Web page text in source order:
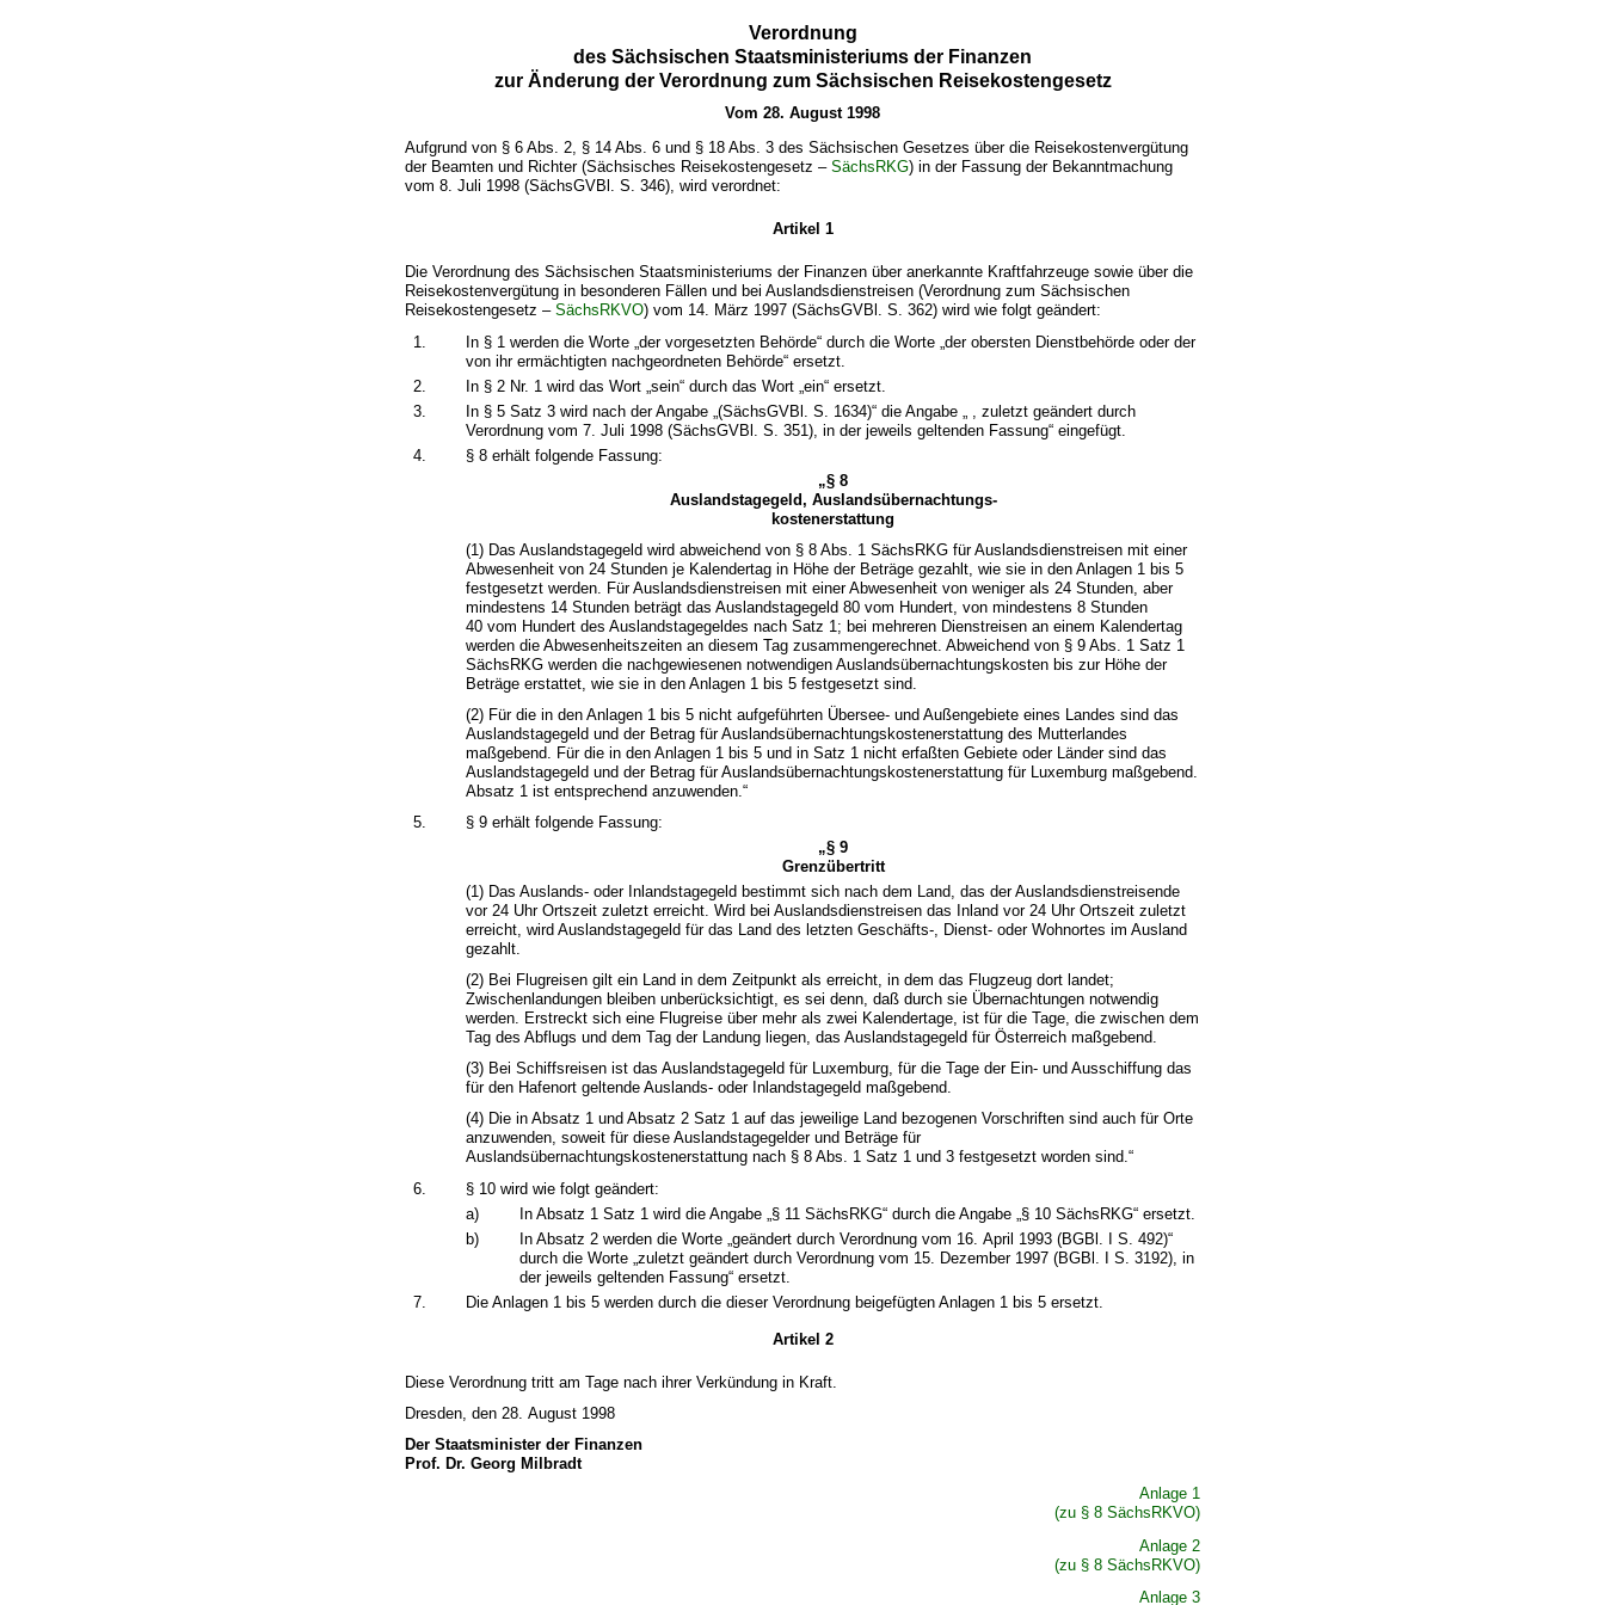
Verordnung
des Sächsischen Staatsministeriums der Finanzen
zur Änderung der Verordnung zum Sächsischen Reisekostengesetz
Vom 28. August 1998
Aufgrund von § 6 Abs. 2, § 14 Abs. 6 und § 18 Abs. 3 des Sächsischen Gesetzes über die Reisekostenvergütung
der Beamten und Richter (Sächsisches Reisekostengesetz –SächsRKG) in der Fassung der Bekanntmachung
vom 8. Juli 1998 (SächsGVBl. S. 346), wird verordnet:
Artikel 1
Die Verordnung des Sächsischen Staatsministeriums der Finanzen über anerkannte Kraftfahrzeuge sowie über die
Reisekostenvergütung in besonderen Fällen und bei Auslandsdienstreisen (Verordnung zum Sächsischen
Reisekostengesetz –SächsRKVO) vom 14. März 1997 (SächsGVBl. S. 362) wird wie folgt geändert:
1.
In § 1 werden die Worte „der vorgesetzten Behörde“ durch die Worte „der obersten Dienstbehörde oder der
von ihr ermächtigten nachgeordneten Behörde“ ersetzt.
2.
In § 2 Nr. 1 wird das Wort „sein“ durch das Wort „ein“ ersetzt.
3.
In § 5 Satz 3 wird nach der Angabe „(SächsGVBl. S. 1634)“ die Angabe „ , zuletzt geändert durch
Verordnung vom 7. Juli 1998 (SächsGVBl. S. 351), in der jeweils geltenden Fassung“ eingefügt.
4.
§ 8 erhält folgende Fassung:
„§ 8
Auslandstagegeld, Auslandsübernachtungs-
kostenerstattung
(1) Das Auslandstagegeld wird abweichend von § 8 Abs. 1 SächsRKG für Auslandsdienstreisen mit einer
Abwesenheit von 24 Stunden je Kalendertag in Höhe der Beträge gezahlt, wie sie in den Anlagen 1 bis 5
festgesetzt werden. Für Auslandsdienstreisen mit einer Abwesenheit von weniger als 24 Stunden, aber
mindestens 14 Stunden beträgt das Auslandstagegeld 80 vom Hundert, von mindestens 8 Stunden
40 vom Hundert des Auslandstagegeldes nach Satz 1; bei mehreren Dienstreisen an einem Kalendertag
werden die Abwesenheitszeiten an diesem Tag zusammengerechnet. Abweichend von § 9 Abs. 1 Satz 1
SächsRKG werden die nachgewiesenen notwendigen Auslandsübernachtungskosten bis zur Höhe der
Beträge erstattet, wie sie in den Anlagen 1 bis 5 festgesetzt sind.
(2) Für die in den Anlagen 1 bis 5 nicht aufgeführten Übersee- und Außengebiete eines Landes sind das
Auslandstagegeld und der Betrag für Auslandsübernachtungskostenerstattung des Mutterlandes
maßgebend. Für die in den Anlagen 1 bis 5 und in Satz 1 nicht erfaßten Gebiete oder Länder sind das
Auslandstagegeld und der Betrag für Auslandsübernachtungskostenerstattung für Luxemburg maßgebend.
Absatz 1 ist entsprechend anzuwenden.“
5.
§ 9 erhält folgende Fassung:
„§ 9
Grenzübertritt
(1) Das Auslands- oder Inlandstagegeld bestimmt sich nach dem Land, das der Auslandsdienstreisende
vor 24 Uhr Ortszeit zuletzt erreicht. Wird bei Auslandsdienstreisen das Inland vor 24 Uhr Ortszeit zuletzt
erreicht, wird Auslandstagegeld für das Land des letzten Geschäfts-, Dienst- oder Wohnortes im Ausland
gezahlt.
(2) Bei Flugreisen gilt ein Land in dem Zeitpunkt als erreicht, in dem das Flugzeug dort landet;
Zwischenlandungen bleiben unberücksichtigt, es sei denn, daß durch sie Übernachtungen notwendig
werden. Erstreckt sich eine Flugreise über mehr als zwei Kalendertage, ist für die Tage, die zwischen dem
Tag des Abflugs und dem Tag der Landung liegen, das Auslandstagegeld für Österreich maßgebend.
(3) Bei Schiffsreisen ist das Auslandstagegeld für Luxemburg, für die Tage der Ein- und Ausschiffung das
für den Hafenort geltende Auslands- oder Inlandstagegeld maßgebend.
(4) Die in Absatz 1 und Absatz 2 Satz 1 auf das jeweilige Land bezogenen Vorschriften sind auch für Orte
anzuwenden, soweit für diese Auslandstagegelder und Beträge für
Auslandsübernachtungskostenerstattung nach § 8 Abs. 1 Satz 1 und 3 festgesetzt worden sind.“
6.
§ 10 wird wie folgt geändert:
a)
In Absatz 1 Satz 1 wird die Angabe „§ 11 SächsRKG“ durch die Angabe „§ 10 SächsRKG“ ersetzt.
b)
In Absatz 2 werden die Worte „geändert durch Verordnung vom 16. April 1993 (BGBl. I S. 492)“
durch die Worte „zuletzt geändert durch Verordnung vom 15. Dezember 1997 (BGBl. I S. 3192), in
der jeweils geltenden Fassung“ ersetzt.
7.
Die Anlagen 1 bis 5 werden durch die dieser Verordnung beigefügten Anlagen 1 bis 5 ersetzt.
Artikel 2
Diese Verordnung tritt am Tage nach ihrer Verkündung in Kraft.
Dresden, den 28. August 1998
Der Staatsminister der Finanzen
Prof. Dr. Georg Milbradt
Anlage 1
(zu § 8 SächsRKVO)
Anlage 2
(zu § 8 SächsRKVO)
Anlage 3